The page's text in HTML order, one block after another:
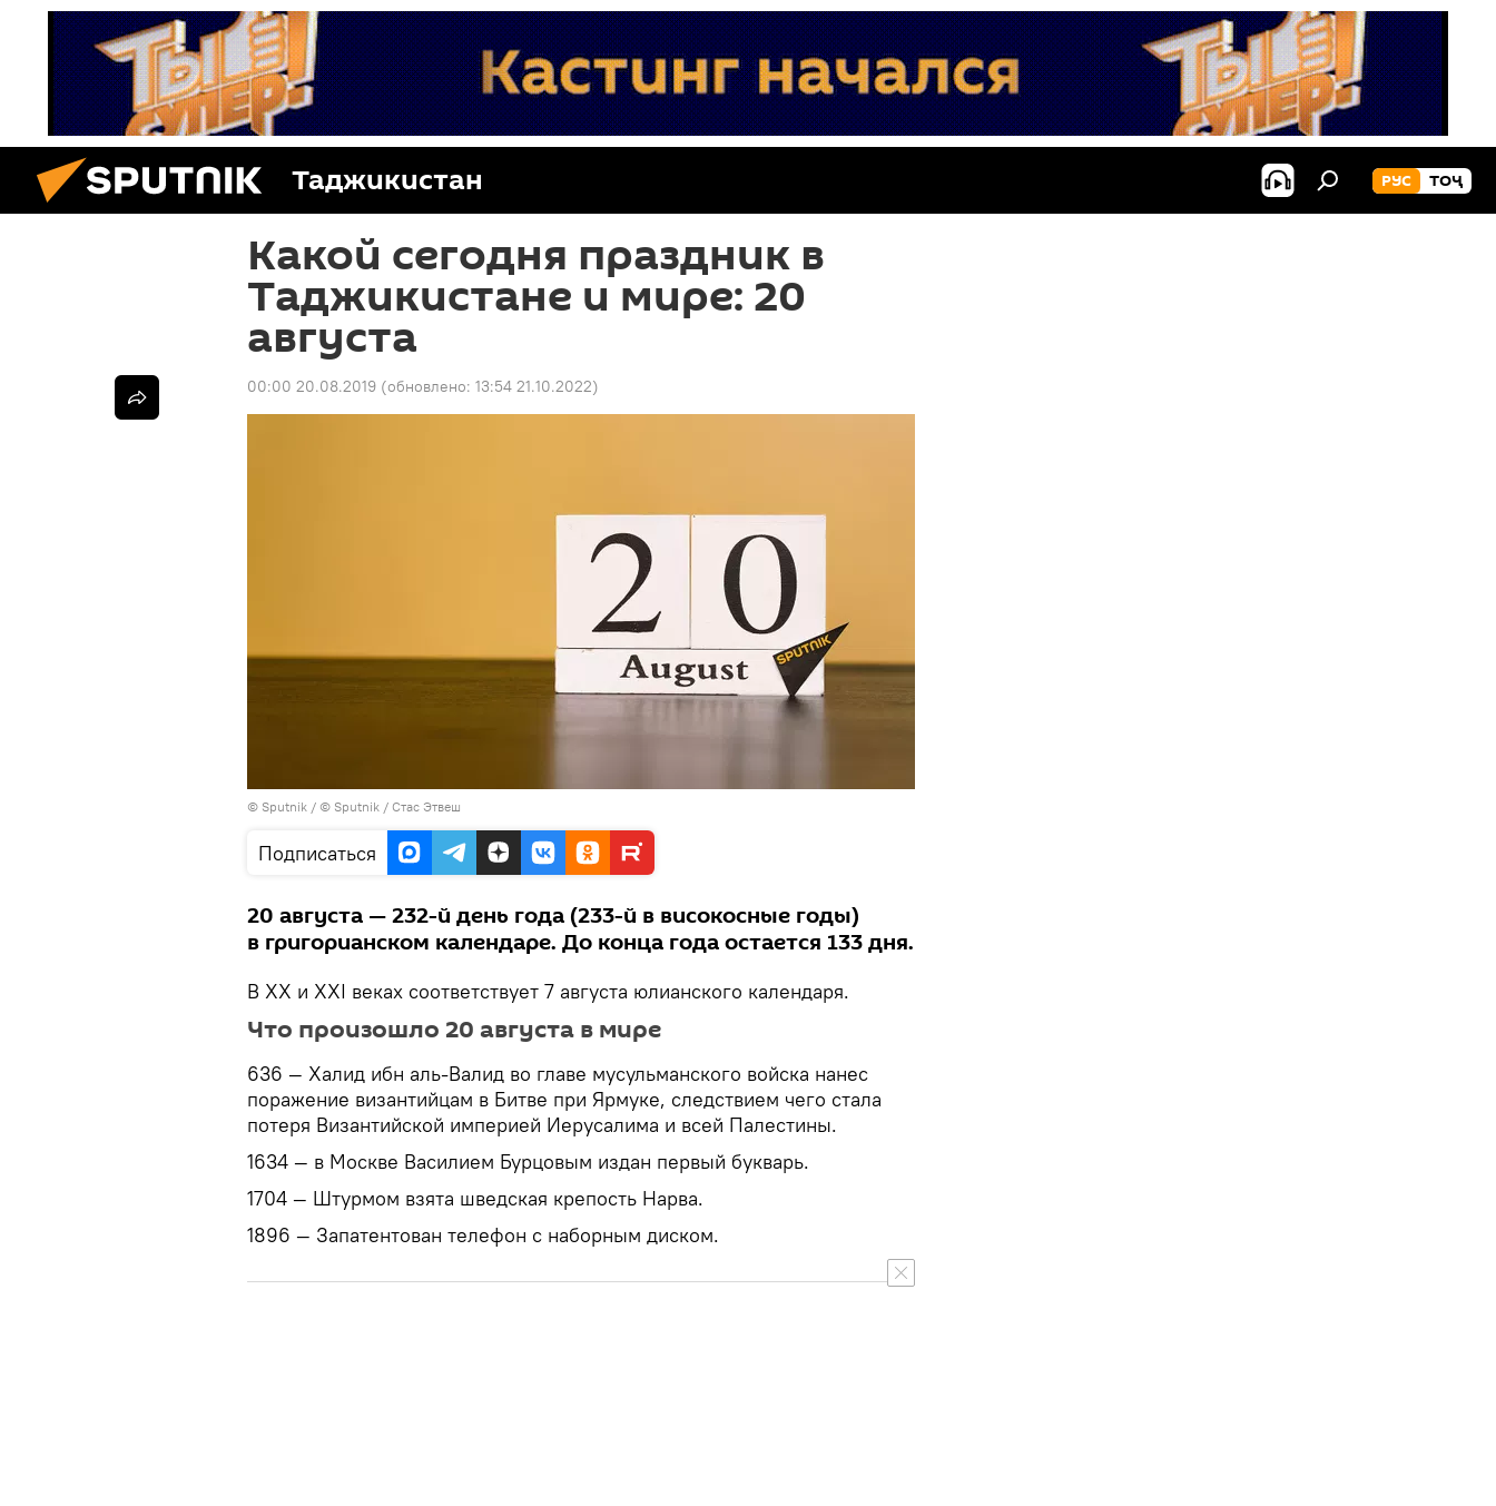
Таджикистан РУС ТОҶ
Какой сегодня праздник в
Таджикистане и мире: 20
августа
00:00 20.08.2019 (обновлено: 13:54 21.10.2022)
© Sputnik / © Sputnik / Стас Этвеш
Подписаться
20 августа — 232-й день года (233-й в високосные годы)
в григорианском календаре. До конца года остается 133 дня.
В XX и XXI веках соответствует 7 августа юлианского календаря.
Что произошло 20 августа в мире
636 — Халид ибн аль-Валид во главе мусульманского войска нанес
поражение византийцам в Битве при Ярмуке, следствием чего стала
потеря Византийской империей Иерусалима и всей Палестины.
1634 — в Москве Василием Бурцовым издан первый букварь.
1704 — Штурмом взята шведская крепость Нарва.
1896 — Запатентован телефон с наборным диском.